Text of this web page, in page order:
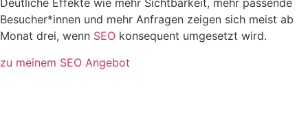
Deutliche Effekte wie mehr Sichtbarkeit, mehr passende
Besucher*innen und mehr Anfragen zeigen sich meist ab
Monat drei, wenn SEO konsequent umgesetzt wird.
zu meinem SEO Angebot